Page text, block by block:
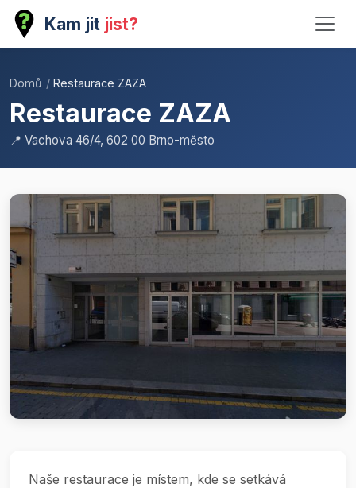
Kam jit jist?
Domů / Restaurace ZAZA
Restaurace ZAZA
📍 Vachova 46/4, 602 00 Brno-město
Naše restaurace je místem, kde se setkává